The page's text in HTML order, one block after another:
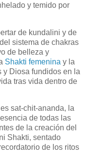
y temido por
de kundalini y de
sistema de chakras
de belleza y
Shakti femenina y la
y Diosa fundidos en la
tras vida dentro de
es sat-chit-ananda, la
de todas las
de la creación del
Shakti, sentado
de los ritos